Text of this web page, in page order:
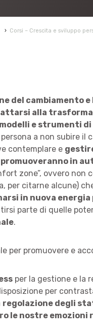
› Corsi – Crescita e sviluppo
del cambiamento
alla
e strumenti
a non subire
contemplare e
in
zone”, ovvero non
per citarne alcune)
in nuova energia
parte di quelle
.
per promuovere e
per la gestione e la
per
regolazione degli
le nostre emozioni